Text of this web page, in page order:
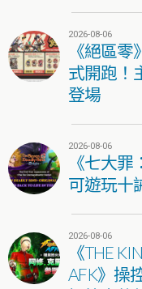
2026-08-06
《絕區零
式開跑！
登場
2026-08-06
《七大
可遊玩十
2026-08-06
《THE
AFK》操